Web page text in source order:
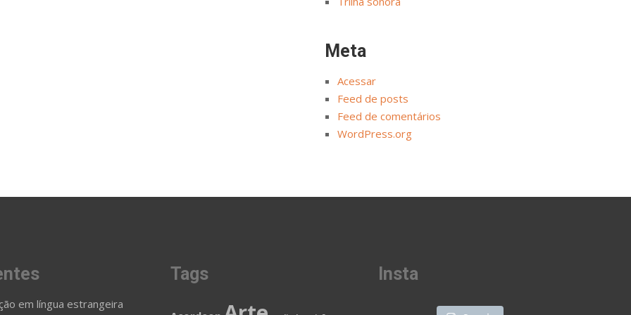
Meta
Acessar
Feed de posts
Feed de comentários
WordPress.org
em língua estrangeira
Tags Insta